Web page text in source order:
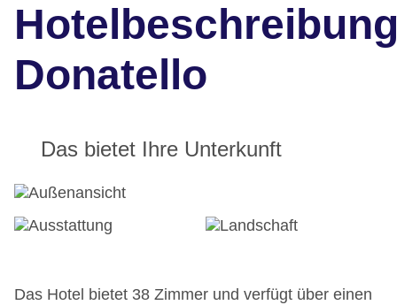
Donatello
Das bietet Ihre Unterkunft
Das Hotel bietet 38 Zimmer und verfügt über einen